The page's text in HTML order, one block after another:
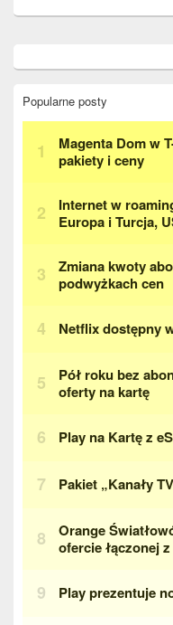
Sidebar
Area
Popularne posty